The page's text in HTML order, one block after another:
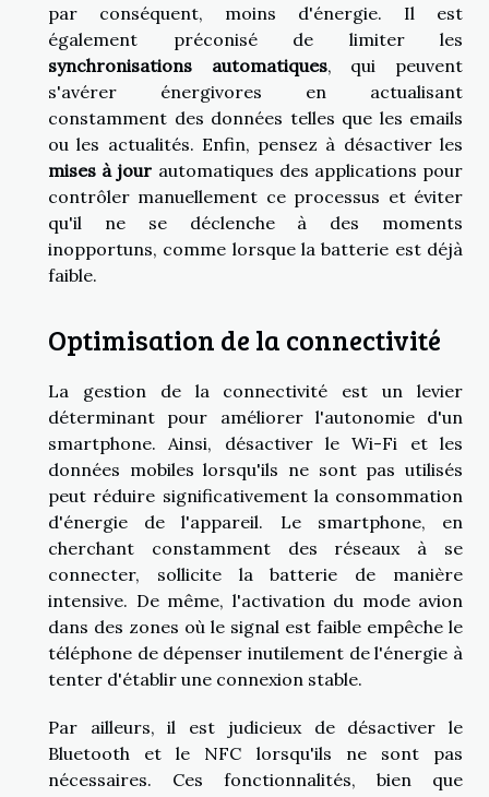
par conséquent, moins d'énergie. Il est
également préconisé de limiter les
synchronisations automatiques, qui peuvent
s'avérer énergivores en actualisant
constamment des données telles que les emails
ou les actualités. Enfin, pensez à désactiver les
mises à jour automatiques des applications pour
contrôler manuellement ce processus et éviter
qu'il ne se déclenche à des moments
inopportuns, comme lorsque la batterie est déjà
faible.
Optimisation de la connectivité
La gestion de la connectivité est un levier
déterminant pour améliorer l'autonomie d'un
smartphone. Ainsi, désactiver le Wi-Fi et les
données mobiles lorsqu'ils ne sont pas utilisés
peut réduire significativement la consommation
d'énergie de l'appareil. Le smartphone, en
cherchant constamment des réseaux à se
connecter, sollicite la batterie de manière
intensive. De même, l'activation du mode avion
dans des zones où le signal est faible empêche le
téléphone de dépenser inutilement de l'énergie à
tenter d'établir une connexion stable.
Par ailleurs, il est judicieux de désactiver le
Bluetooth et le NFC lorsqu'ils ne sont pas
nécessaires. Ces fonctionnalités, bien que